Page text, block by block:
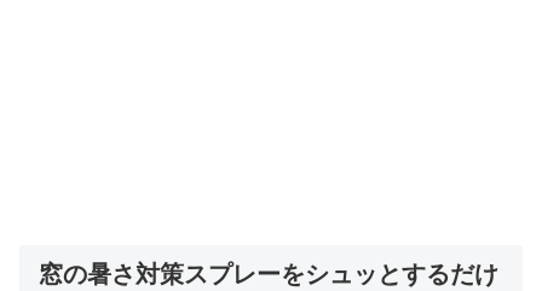
窓の暑さ対策スプレーをシュッとするだけ